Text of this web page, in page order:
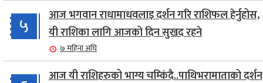
५
आज भगवान राधामाधवलाइ दर्शन गरि राशिफल हेर्नुहोस,
यी राशिका लागि आजको दिन सुखद रहने
७ महिना अघि
आज यी राशिहरुको भाग्य चम्किंदै..पाथिभरामाताको दर्शन